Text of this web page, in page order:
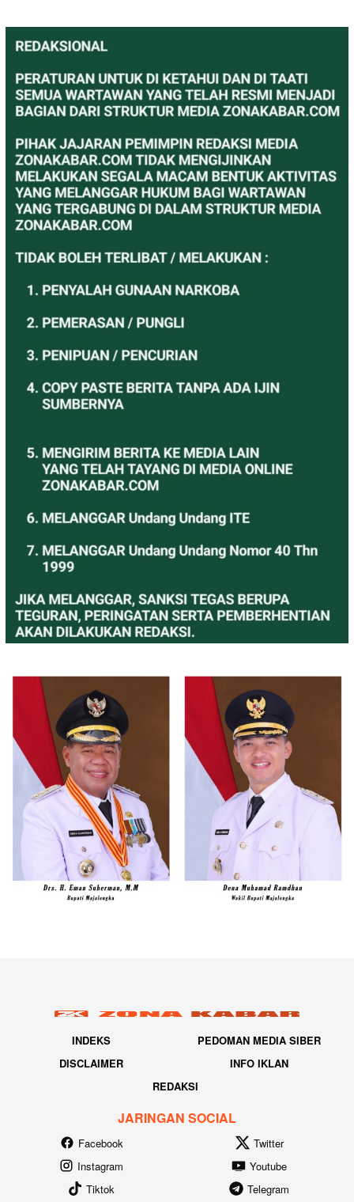
INDEKS
PEDOMAN MEDIA SIBER
DISCLAIMER
INFO IKLAN
REDAKSI
JARINGAN SOCIAL
Facebook
Twitter
Instagram
Youtube
Tiktok
Telegram